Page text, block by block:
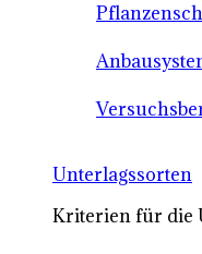
Unterlagssorten
Kriterien für die